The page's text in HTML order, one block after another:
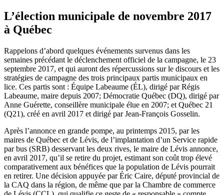
L’élection municipale de novembre 2017
à Québec
Rappelons d’abord quelques événements survenus dans les
semaines précédant le déclenchement officiel de la campagne, le 23
septembre 2017, et qui auront des répercussions sur le discours et les
stratégies de campagne des trois principaux partis municipaux en
lice. Ces partis sont : Équipe Labeaume (ÉL), dirigé par Régis
Labeaume, maire depuis 2007; Démocratie Québec (DQ), dirigé par
Anne Guérette, conseillère municipale élue en 2007; et Québec 21
(Q21), créé en avril 2017 et dirigé par Jean-François Gosselin.
Après l’annonce en grande pompe, au printemps 2015, par les
maires de Québec et de Lévis, de l’implantation d’un Service rapide
par bus (SRB) desservant les deux rives, le maire de Lévis annonce,
en avril 2017, qu’il se retire du projet, estimant son coût trop élevé
comparativement aux bénéfices que la population de Lévis pourrait
en retirer. Une décision appuyée par Éric Caire, député provincial de
la CAQ dans la région, de même que par la Chambre de commerce